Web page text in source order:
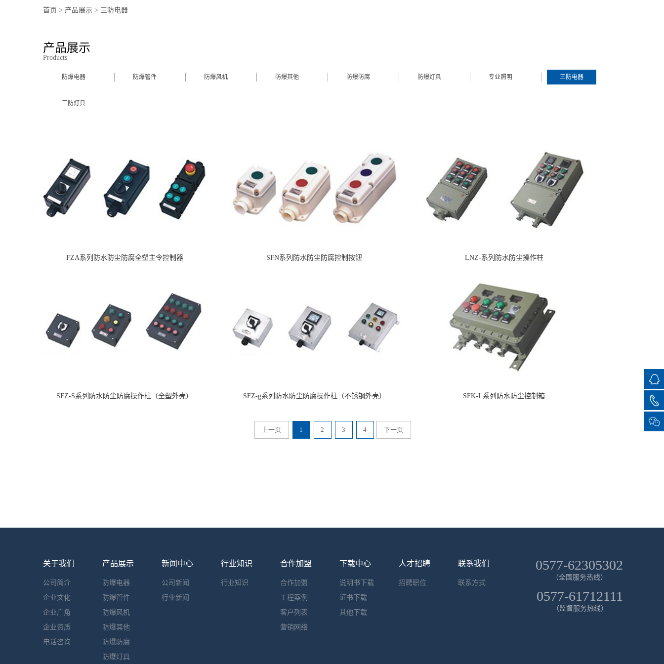
首页 > 产品展示 > 三防电器
产品展示
Products
防爆电器 防爆管件 防爆风机 防爆其他 防爆防腐 防爆灯具 专业照明 三防电器
三防灯具
FZA系列防水防尘防腐全塑主令控制器 SFN系列防水防尘防腐控制按钮 LNZ-系列防水防尘操作柱
SFZ-S系列防水防尘防腐操作柱（全塑外壳） SFZ-g系列防水防尘防腐操作柱（不锈钢外壳） SFK-L系列防水防尘控制箱
上一页 1 2 3 4 下一页
关于我们
公司简介
企业文化
企业广角
企业资质
电话咨询
产品展示
防爆电器
防爆管件
防爆风机
防爆其他
防爆防腐
防爆灯具
新闻中心
公司新闻
行业新闻
行业知识
行业知识
合作加盟
合作加盟
工程案例
客户列表
营销网络
下载中心
说明书下载
证书下载
其他下载
人才招聘
招聘职位
联系我们
联系方式
0577-62305302
（全国服务热线）
0577-61712111
（监督服务热线）